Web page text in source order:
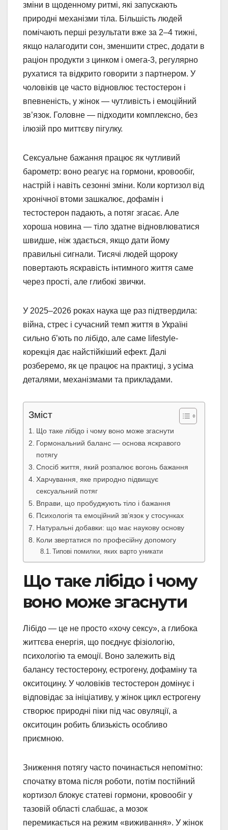
зміни в щоденному ритмі, які запускають
природні механізми тіла. Більшість людей
помічають перші результати вже за 2–4 тижні,
якщо налагодити сон, зменшити стрес, додати в
раціон продукти з цинком і омега-3, регулярно
рухатися та відкрито говорити з партнером. У
чоловіків це часто відновлює тестостерон і
впевненість, у жінок — чутливість і емоційний
зв’язок. Головне — підходити комплексно, без
ілюзій про миттєву пігулку.
Сексуальне бажання працює як чутливий
барометр: воно реагує на гормони, кровообіг,
настрій і навіть сезонні зміни. Коли кортизол від
хронічної втоми зашкалює, дофамін і
тестостерон падають, а потяг згасає. Але
хороша новина — тіло здатне відновлюватися
швидше, ніж здається, якщо дати йому
правильні сигнали. Тисячі людей щороку
повертають яскравість інтимного життя саме
через прості, але глибокі звички.
У 2025–2026 роках наука ще раз підтвердила:
війна, стрес і сучасний темп життя в Україні
сильно б’ють по лібідо, але саме lifestyle-
корекція дає найстійкіший ефект. Далі
розберемо, як це працює на практиці, з усіма
деталями, механізмами та прикладами.
Зміст
Що таке лібідо і чому воно може згаснути
Гормональний баланс — основа яскравого
потягу
Спосіб життя, який розпалює вогонь бажання
Харчування, яке природно підвищує
сексуальний потяг
Вправи, що пробуджують тіло і бажання
Психологія та емоційний зв’язок у стосунках
Натуральні добавки: що має наукову основу
Коли звертатися по професійну допомогу
Типові помилки, яких варто уникати
Що таке лібідо і чому
воно може згаснути
Лібідо — це не просто «хочу сексу», а глибока
життєва енергія, що поєднує фізіологію,
психологію та емоції. Воно залежить від
балансу тестостерону, естрогену, дофаміну та
окситоцину. У чоловіків тестостерон домінує і
відповідає за ініціативу, у жінок цикл естрогену
створює природні піки під час овуляції, а
окситоцин робить близькість особливо
приємною.
Зниження потягу часто починається непомітно:
спочатку втома після роботи, потім постійний
кортизол блокує статеві гормони, кровообіг у
тазовій області слабшає, а мозок
перемикається на режим «виживання». У жінок